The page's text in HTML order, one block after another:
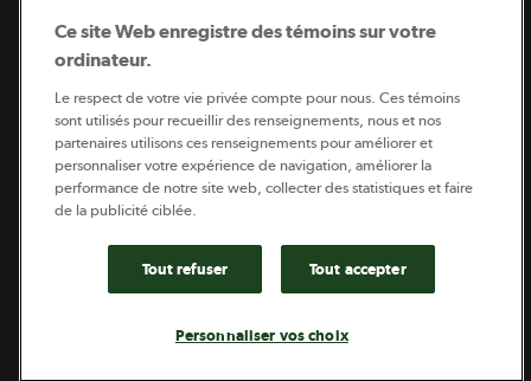
Coopérateur est publié par Sollio Groupe Coopératif.
Il est l’outil d’information de la coopération agricole
québécoise.
Ce site Web enregistre des témoins sur votre
ordinateur.
Le respect de votre vie privée compte pour nous. Ces témoins
sont utilisés pour recueillir des renseignements, nous et nos
partenaires utilisons ces renseignements pour améliorer et
personnaliser votre expérience de navigation, améliorer la
performance de notre site web, collecter des statistiques et faire
de la publicité ciblée.
Tout refuser Tout accepter
Personnaliser vos choix